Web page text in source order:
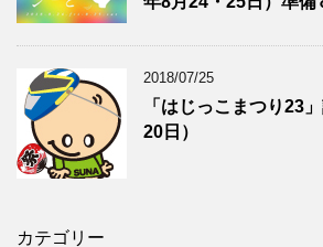
2018/07/25
「はじっこまつり23
20日）
カテゴリー